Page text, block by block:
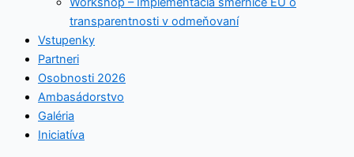
transparentnosti v odmeňovaní
Vstupenky
Partneri
Osobnosti 2026
Ambasádorstvo
Galéria
Iniciatíva